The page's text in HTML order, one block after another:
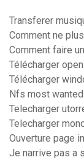
Transferer
Comment ne
Comment faire
Télécharger
Télécharger
Nfs most
Telecharger
Telecharger
Ouverture page
Je narrive pas a